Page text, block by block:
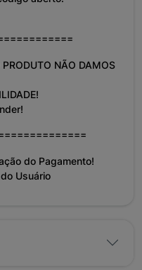
NÃO DAMOS
do Pagamento!
Usuário